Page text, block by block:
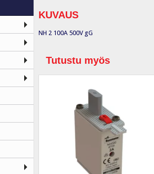
KUVAUS
NH 2 100A 500V gG
Tutustu myös